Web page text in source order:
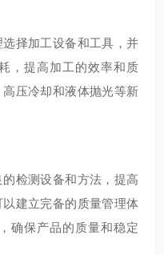
择加工设备和工具，并
，提高加工的效率和质
压冷却和液体抛光等新
检测设备和方法，提高
建立完备的质量管理体
确保产品的质量和稳定